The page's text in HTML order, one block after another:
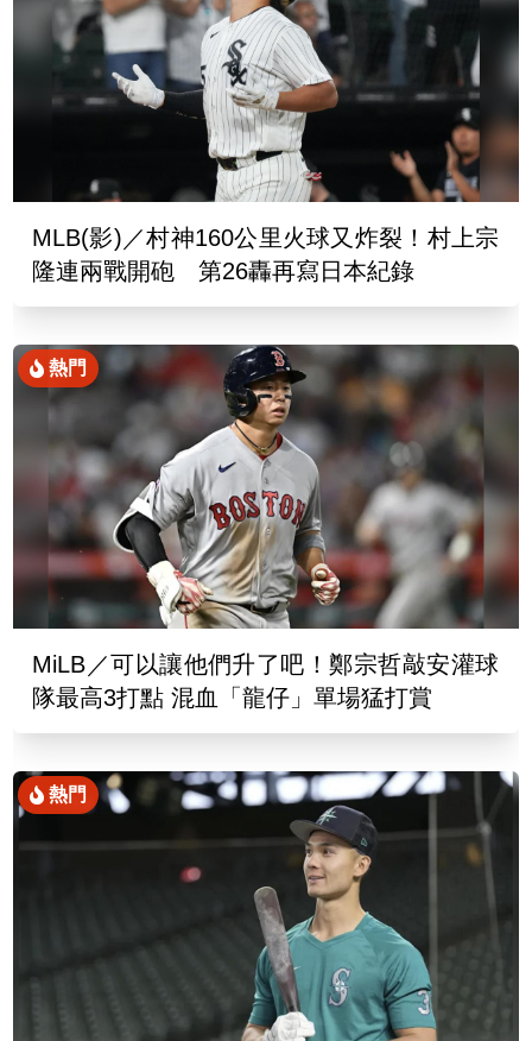
MLB(影)／村神160公里火球又炸裂！村上宗
隆連兩戰開砲 第26轟再寫日本紀錄
熱門
MiLB／可以讓他們升了吧！鄭宗哲敲安灌球
隊最高3打點 混血「龍仔」單場猛打賞
熱門